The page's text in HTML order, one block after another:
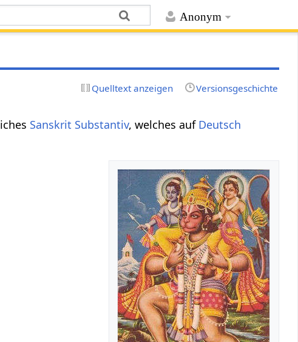
Anonym
Quelltext anzeigen Versionsgeschichte
Sanskrit Substantiv, welches auf Deutsch